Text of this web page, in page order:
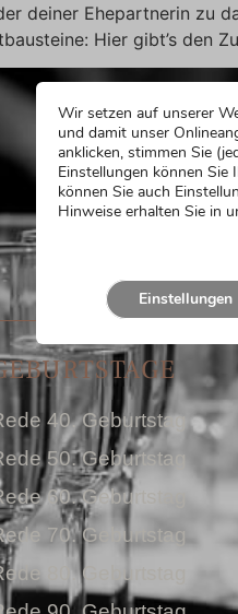
deiner Ehepartnerin zu
Hier gibt’s den
40. Geburtstag
50. Geburtstag
60. Geburtstag
70. Geburtstag
80. Geburtstag
Wir setzen auf unserer
und damit unser
anklicken, stimmen Sie
Einstellungen können
können Sie auch
Hinweise erhalten Sie in
Einstellungen